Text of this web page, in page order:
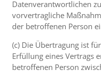
Datenverantwortlichen
vorvertragliche
der betroffenen Person
(c) Die Übertragung ist
Erfüllung eines Vertrags
betroffenen Person